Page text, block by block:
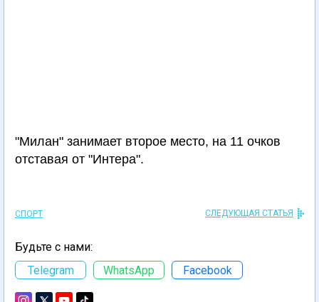
"Милан" занимает второе место, на 11 очков
отставая от "Интера".
СПОРТ СЛЕДУЮЩАЯ СТАТЬЯ
Будьте с нами:
Telegram
WhatsApp Facebook